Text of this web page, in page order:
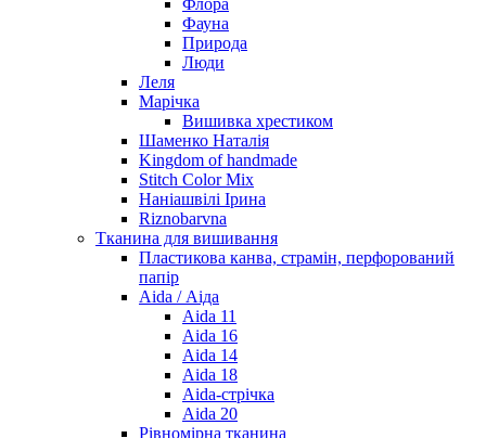
Фауна
Природа
Люди
Леля
Марічка
Вишивка хрестиком
Шаменко Наталія
Kingdom of handmade
Stitch Color Mix
Наніашвілі Ірина
Riznobarvna
Тканина для вишивання
Пластикова канва, страмін, перфорований
папір
Aida / Аіда
Aida 11
Aida 16
Aida 14
Aida 18
Aida-стрічка
Aida 20
Рівномірна тканина